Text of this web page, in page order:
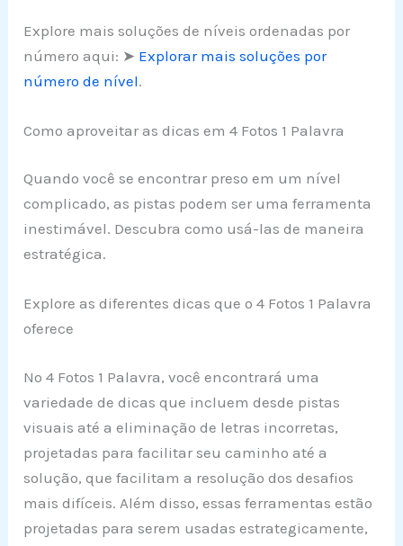
Explore mais soluções de níveis ordenadas por
número aqui: ➤ Explorar mais soluções por
número de nível.
Como aproveitar as dicas em 4 Fotos 1 Palavra
Quando você se encontrar preso em um nível
complicado, as pistas podem ser uma ferramenta
inestimável. Descubra como usá-las de maneira
estratégica.
Explore as diferentes dicas que o 4 Fotos 1 Palavra
oferece
No 4 Fotos 1 Palavra, você encontrará uma
variedade de dicas que incluem desde pistas
visuais até a eliminação de letras incorretas,
projetadas para facilitar seu caminho até a
solução, que facilitam a resolução dos desafios
mais difíceis. Além disso, essas ferramentas estão
projetadas para serem usadas estrategicamente,